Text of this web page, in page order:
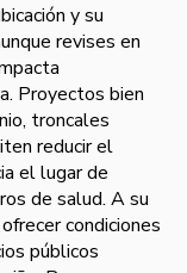
y su
revises en
Proyectos bien
troncales
reducir el
el lugar de
de salud. A su
condiciones
públicos